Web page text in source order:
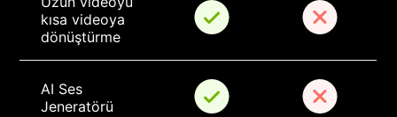
kısa videoya
dönüştürme
AI Ses
Jeneratörü